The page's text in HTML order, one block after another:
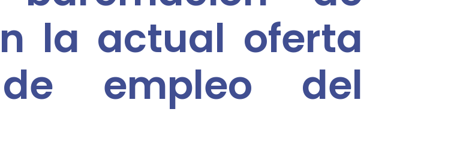
la actual oferta
empleo del